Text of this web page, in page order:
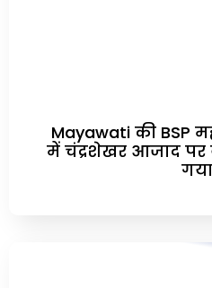
Mayawati की BSP
में चंद्रशेखर आजाद पर